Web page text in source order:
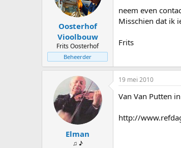
Oosterhof
Vioolbouw
Frits Oosterhof
Beheerder
neem even
Misschien dat ik
Frits
Elman
♫ ♪
19 mei 2010
Van Van Putten
http://